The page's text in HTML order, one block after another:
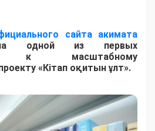
сайта акимата
одной из первых
к масштабному
«Кітап оқитын ұлт».